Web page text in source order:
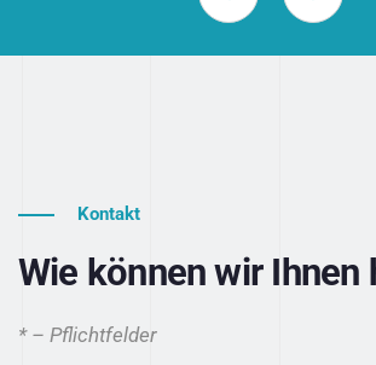
Kontakt
Wie können wir Ihnen
* – Pflichtfelder